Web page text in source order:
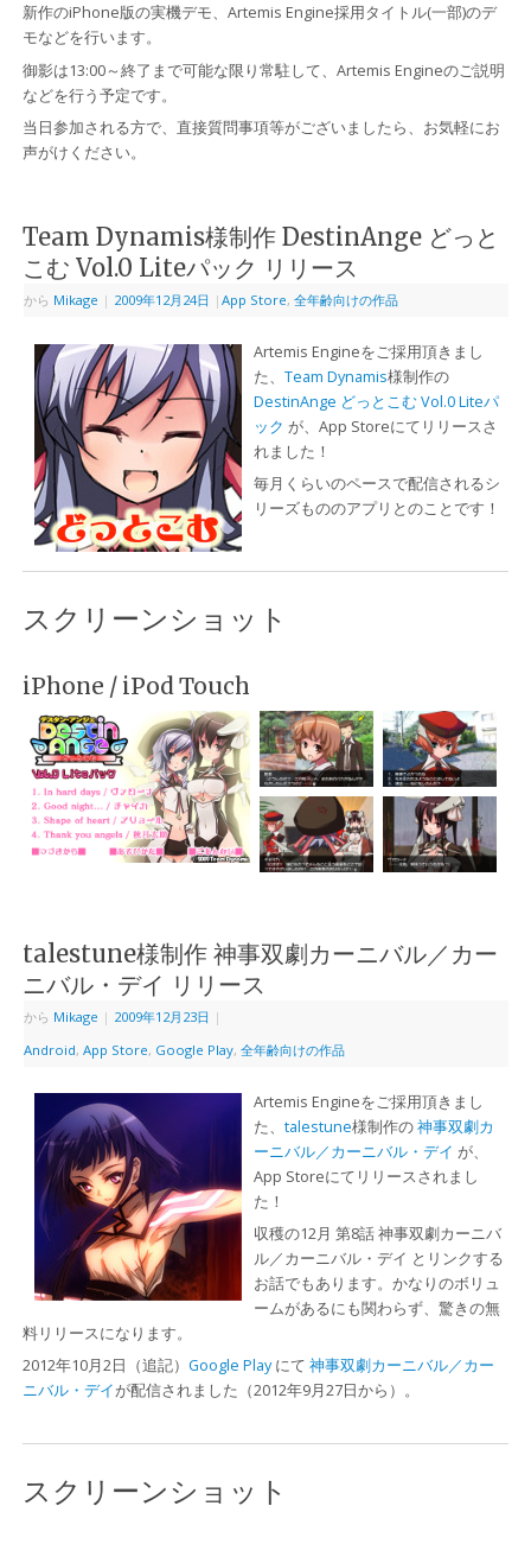
新作のiPhone版の実機デモ、Artemis Engine採用タイトル(一部)のデ
モなどを行います。
御影は13:00～終了まで可能な限り常駐して、Artemis Engineのご説明
などを行う予定です。
当日参加される方で、直接質問事項等がございましたら、お気軽にお
声がけください。
Team Dynamis様制作 DestinAnge どっと
こむ Vol.0 Liteパック リリース
から Mikage | 2009年12月24日 | App Store, 全年齢向けの作品
Artemis Engineをご採用頂きまし
た、 Team Dynamis様制作の
DestinAnge どっとこむ Vol.0 Liteパ
ック が、App Storeにてリリースさ
れました！
毎月くらいのペースで配信されるシ
リーズもののアプリとのことです！
スクリーンショット
iPhone / iPod Touch
talestune様制作 神事双劇カーニバル／カー
ニバル・デイ リリース
から Mikage | 2009年12月23日 |
Android, App Store, Google Play, 全年齢向けの作品
Artemis Engineをご採用頂きまし
た、 talestune様制作の神事双劇カ
ーニバル／カーニバル・デイ が、
App Storeにてリリースされまし
た！
収穫の12月 第8話 神事双劇カーニバ
ル／カーニバル・デイ とリンクする
お話でもあります。かなりのボリュ
ームがあるにも関わらず、驚きの無
料リリースになります。
2012年10月2日（追記） Google Playにて 神事双劇カーニバル／カー
ニバル・デイが配信されました（2012年9月27日から）。
スクリーンショット